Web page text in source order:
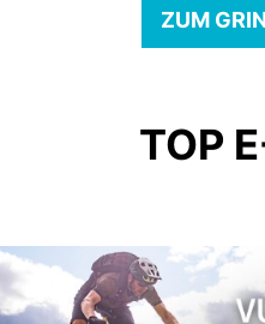
ZUM
TOP